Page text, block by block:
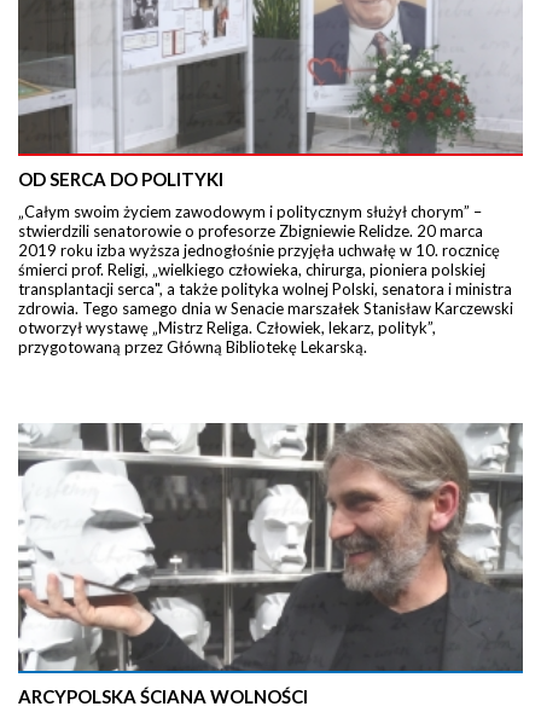
OD SERCA DO POLITYKI
„Całym swoim życiem zawodowym i politycznym służył chorym” –
stwierdzili senatorowie o profesorze Zbigniewie Relidze. 20 marca
2019 roku izba wyższa jednogłośnie przyjęła uchwałę w 10. rocznicę
śmierci prof. Religi, „wielkiego człowieka, chirurga, pioniera polskiej
transplantacji serca", a także polityka wolnej Polski, senatora i ministra
zdrowia. Tego samego dnia w Senacie marszałek Stanisław Karczewski
otworzył wystawę „Mistrz Religa. Człowiek, lekarz, polityk”,
przygotowaną przez Główną Bibliotekę Lekarską.
ARCYPOLSKA ŚCIANA WOLNOŚCI